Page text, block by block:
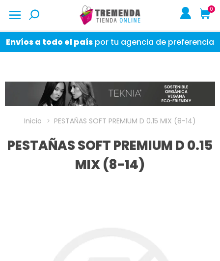
0
Envíos a todo el país por tu agencia de preferencia
Inicio PESTAÑAS SOFT PREMIUM D 0.15 MIX (8-14)
PESTAÑAS SOFT PREMIUM D 0.15
MIX (8-14)